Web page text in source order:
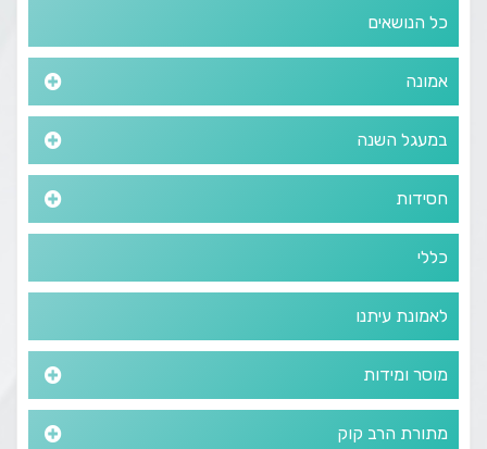
כל הנושאים
אמונה
במעגל השנה
חסידות
כללי
לאמונת עיתנו
מוסר ומידות
מתורת הרב קוק